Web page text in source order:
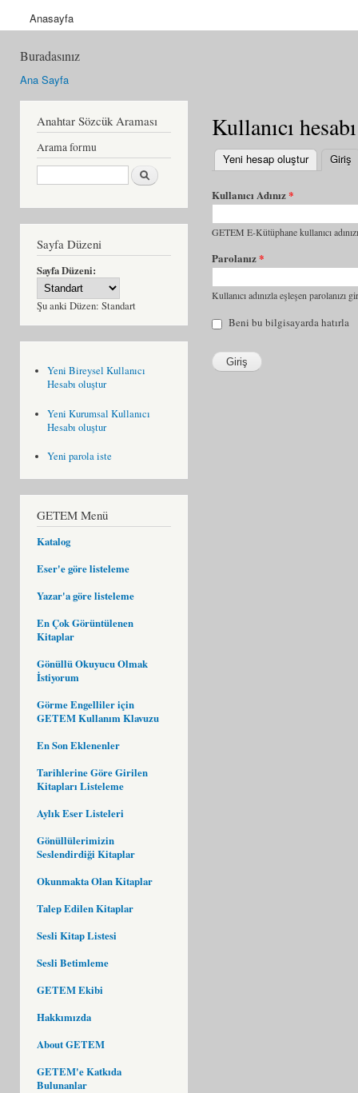
Anasayfa
Buradasınız
Ana Sayfa
Anahtar Sözcük Araması
Arama formu
Ara
Sayfa Düzeni
Sayfa Düzeni:
Şu anki Düzen: Standart
Yeni Bireysel Kullanıcı
Hesabı oluştur
Yeni Kurumsal Kullanıcı
Hesabı oluştur
Yeni parola iste
GETEM Menü
Katalog
Eser'e göre listeleme
Yazar'a göre listeleme
En Çok Görüntülenen
Kitaplar
Gönüllü Okuyucu Olmak
İstiyorum
Görme Engelliler için
GETEM Kullanım Klavuzu
En Son Eklenenler
Tarihlerine Göre Girilen
Kitapları Listeleme
Aylık Eser Listeleri
Gönüllülerimizin
Seslendirdiği Kitaplar
Okunmakta Olan Kitaplar
Talep Edilen Kitaplar
Sesli Kitap Listesi
Sesli Betimleme
GETEM Ekibi
Hakkımızda
About GETEM
GETEM'e Katkıda
Bulunanlar
Kullanıcı hesabı
Yeni hesap oluştur Giriş
Kullanıcı Adınız*
GETEM E-Kütüphane kullanıcı
Parolanız*
Kullanıcı adınızla eşleşen parolanızı
Beni bu bilgisayarda hatırla